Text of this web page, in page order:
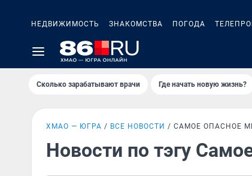
НЕДВИЖИМОСТЬ ЗНАКОМСТВА ПОГОДА
Сколько зарабатывают врачи Где начать новую жизнь?
ХМАО — ЮГРА ВСЕ НОВОСТИ САМОЕ ОПАСНОЕ
Новости по тэгу